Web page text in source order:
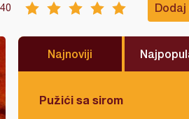
Najnoviji
Pužići sa sirom